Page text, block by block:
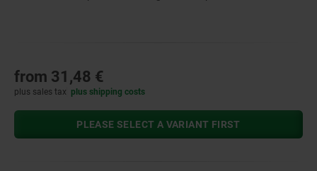
from 31,48 €
plus sales tax plus shipping costs
PLEASE SELECT A VARIANT FIRST